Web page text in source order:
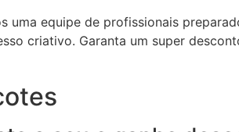
uma equipe de profissionais
criativo. Garanta um super